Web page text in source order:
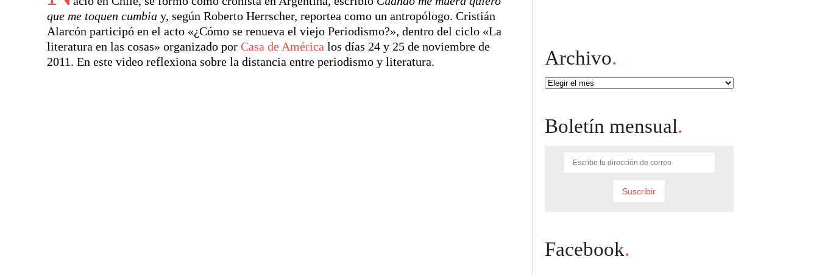
que me toquen cumbia y, según Roberto Herrscher, reportea como un antropólogo. Cristián
Alarcón participó en el acto «¿Cómo se renueva el viejo Periodismo?», dentro del ciclo «La
literatura en las cosas» organizado porCasa de América los días 24 y 25 de noviembre de
2011. En este video reflexiona sobre la distancia entre periodismo y literatura.
Archivo.
Archivo
Boletín mensual.
Facebook.